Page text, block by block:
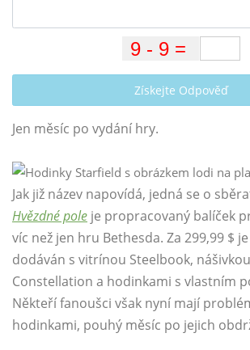
Získejte Odpověď
Jen měsíc po vydání hry.
Jak již název napovídá, jedná se o
Hvězdné pole je propracovaný balíček
víc než jen hru Bethesda. Za 299,99 $
dodáván s vitrínou Steelbook,
Constellation a hodinkami s vlastním
Někteří fanoušci však nyní mají
hodinkami, pouhý měsíc po jejich